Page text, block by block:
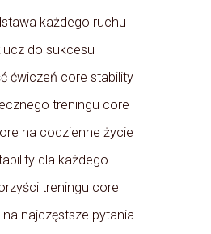
każdego ruchu
do sukcesu
ćwiczeń core stability
treningu core
na codzienne życie
dla każdego
treningu core
najczęstsze pytania